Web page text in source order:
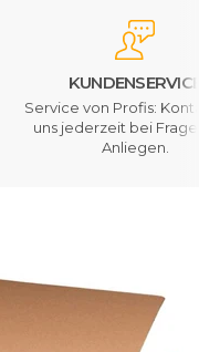
Service von Profis:
uns jederzeit bei
Anliegen.